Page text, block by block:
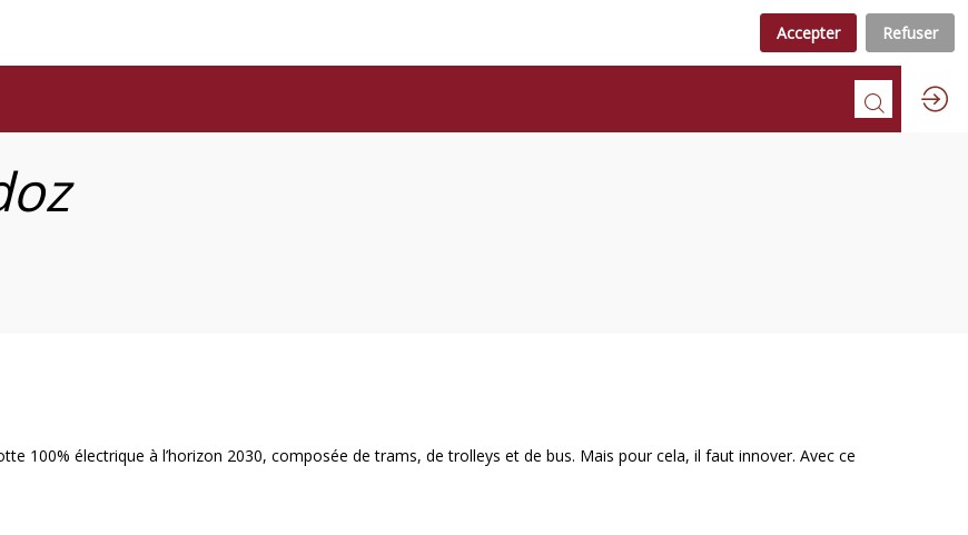
100% électrique à l’horizon 2030, composée de trams, de trolleys et de bus. Mais pour cela, il faut innover. Avec ce
Accepter Refuser